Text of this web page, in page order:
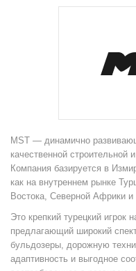
MST — динамично
качественной строительной
Компания базируется в
как на внутреннем рынке
Востока, Северной Африки
Это крепкий турецкий игрок
предлагающий широкий
бульдозеры, дорожную
адаптивность и выгодное